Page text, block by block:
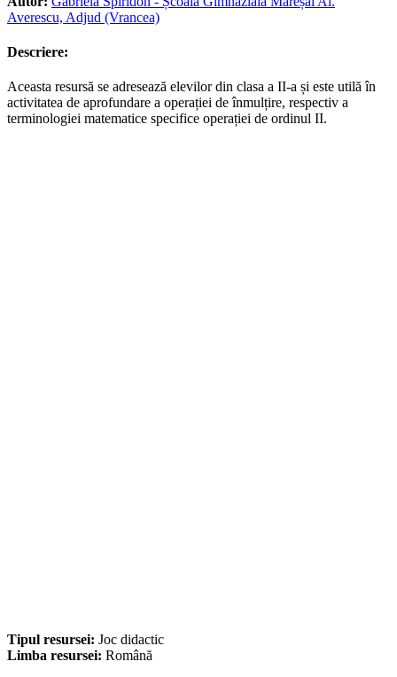
Averescu, Adjud (Vrancea)
Descriere:
Aceasta resursă se adresează elevilor din clasa a II-a și este utilă în
activitatea de aprofundare a operației de înmulțire, respectiv a
terminologiei matematice specifice operației de ordinul II.
Tipul resursei: Joc didactic
Limba resursei: Română